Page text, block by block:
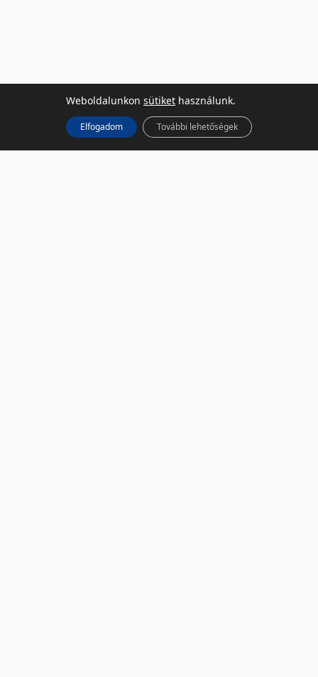
Weboldalunkon sütiket használunk.
Elfogadom További lehetőségek